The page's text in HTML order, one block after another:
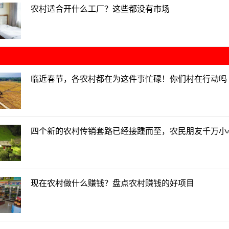
农村适合开什么工厂？这些都没有市场
临近春节，各农村都在为这件事忙碌！你们村在行动吗
四个新的农村传销套路已经接踵而至，农民朋友千万小
现在农村做什么赚钱？盘点农村赚钱的好项目